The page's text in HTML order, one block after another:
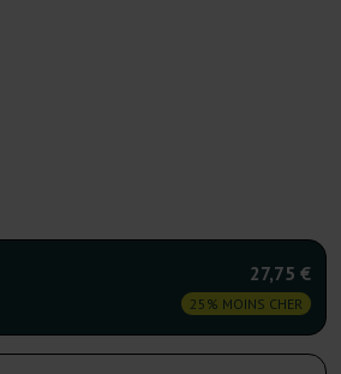
27,75 €
25% MOINS CHER